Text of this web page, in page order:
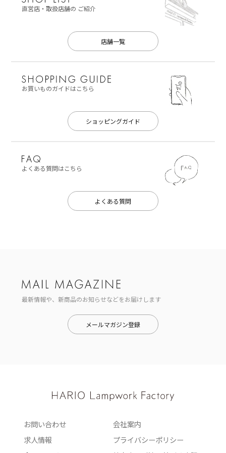
直営店・取扱店舗の ご紹介
店舗一覧
お買いものガイドはこちら
ショッピングガイド
よくある質問はこちら
よくある質問
最新情報や、新商品のお知らせなどをお届けします
メールマガジン登録
お問い合わせ
会社案内
求人情報
プライバシーポリシー